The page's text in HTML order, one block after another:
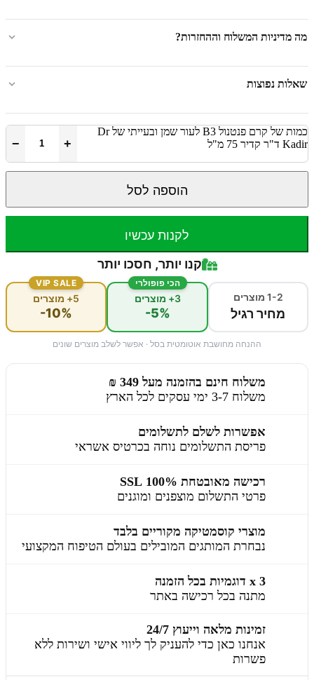
מה מדיניות המשלוח וההחזרות?
שאלות נפוצות
כמות של קרם פנטנול B3 לעור שמן ובעייתי של Dr
Kadir ד"ר קדיר 75 מ"ל
+
−
הוספה לסל
לקנות עכשיו
קנו יותר, חסכו יותר
1-2 מוצרים
מחיר רגיל
הכי פופולרי
3+ מוצרים
-5%
VIP SALE
5+ מוצרים
-10%
ההנחה מחושבת אוטומטית בסל · אפשר לשלב מוצרים שונים
משלוח חינם בהזמנה מעל 349 ₪
משלוח 3-7 ימי עסקים לכל הארץ
אפשרות לשלם לתשלומים
פריסת התשלומים נוחה בכרטיס אשראי
רכישה מאובטחת 100% SSL
פרטי התשלום מוצפנים ומוגנים
מוצרי קוסמטיקה מקוריים בלבד
נבחרת המותגים המובילים בעולם הטיפוח המקצועי
3 x דוגמיות בכל הזמנה
מתנה בכל רכישה באתר
זמינות מלאה וייעוץ 24/7
אנחנו כאן כדי להעניק לך ליווי אישי ושירות ללא
פשרות